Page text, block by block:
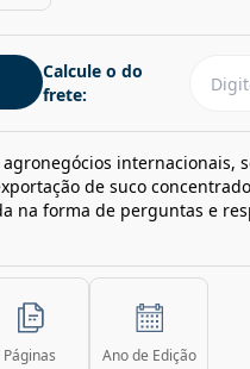
Calcule o do
frete:
internacionais,
de suco
na forma de perguntas e
Páginas Ano de Edição